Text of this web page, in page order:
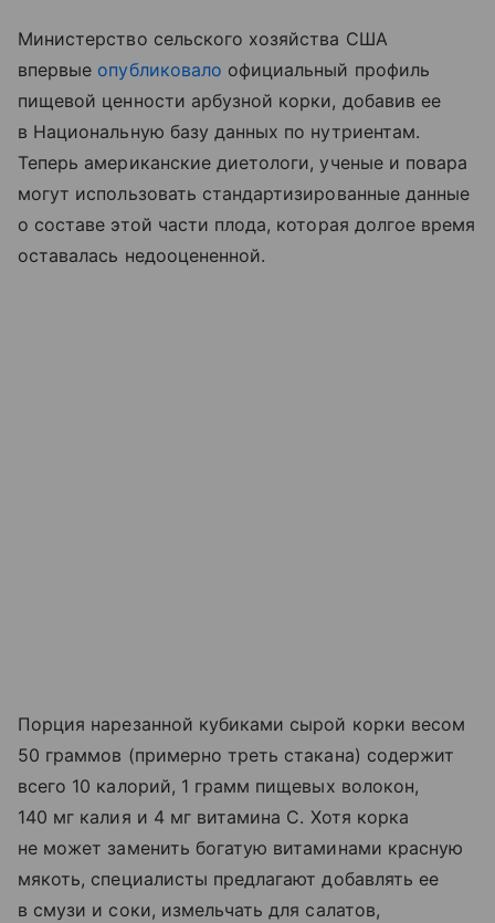
Министерство сельского хозяйства США
впервые опубликовало официальный профиль
пищевой ценности арбузной корки, добавив ее
в Национальную базу данных по нутриентам.
Теперь американские диетологи, ученые и повара
могут использовать стандартизированные данные
о составе этой части плода, которая долгое время
оставалась недооцененной.
Порция нарезанной кубиками сырой корки весом
50 граммов (примерно треть стакана) содержит
всего 10 калорий, 1 грамм пищевых волокон,
140 мг калия и 4 мг витамина С. Хотя корка
не может заменить богатую витаминами красную
мякоть, специалисты предлагают добавлять ее
в смузи и соки, измельчать для салатов,